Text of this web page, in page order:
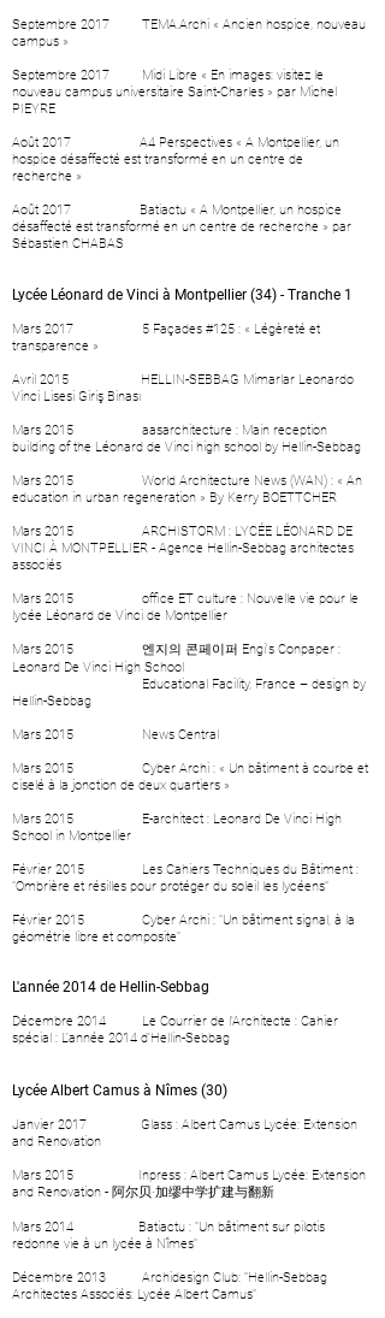
Septembre 2017 TEMA.Archi « Ancien hospice, nouveau
campus »
Septembre 2017 Midi Libre « En images: visitez le
nouveau campus universitaire Saint-Charles » par Michel
PIEYRE
Août 2017 A4 Perspectives « A Montpellier, un
hospice désaffecté est transformé en un centre de
recherche »
Août 2017 Batiactu « A Montpellier, un hospice
désaffecté est transformé en un centre de recherche » par
Sébastien CHABAS
Lycée Léonard de Vinci à Montpellier (34) - Tranche 1
Mars 2017 5 Façades #125 : « Légèreté et
transparence »
Avril 2015 HELLIN-SEBBAG Mimarlar Leonardo
Vinci Lisesi Giriş Binası
Mars 2015 aasarchitecture : Main reception
building of the Léonard de Vinci high school by Hellin-Sebbag
Mars 2015 World Architecture News (WAN) : « An
education in urban regeneration » By Kerry BOETTCHER
Mars 2015 ARCHISTORM : LYCÉE LÉONARD DE
VINCI À MONTPELLIER - Agence Hellin-Sebbag architectes
associés
Mars 2015 office ET culture : Nouvelle vie pour le
lycée Léonard de Vinci de Montpellier
Mars 2015 엔지의 콘페이퍼 Engi's Conpaper :
Leonard De Vinci High School
Educational Facility, France – design by
Hellin-Sebbag
Mars 2015 News Central
Mars 2015 Cyber Archi : « Un bâtiment à courbe et
ciselé à la jonction de deux quartiers »
Mars 2015 E-architect : Leonard De Vinci High
School in Montpellier
Février 2015 Les Cahiers Techniques du Bâtiment :
"Ombrière et résilles pour protéger du soleil les lycéens"
Février 2015 Cyber Archi : "Un bâtiment signal, à la
géométrie libre et composite"
L'année 2014 de Hellin-Sebbag
Décembre 2014 Le Courrier de l'Architecte : Cahier
spécial : L'année 2014 d'Hellin-Sebbag
Lycée Albert Camus à Nîmes (30)
Janvier 2017 Glass : Albert Camus Lycée: Extension
and Renovation
Mars 2015 Inpress : Albert Camus Lycée: Extension
and Renovation - 阿尔贝·加缪中学扩建与翻新
Mars 2014
Batiactu : "Un bâtiment sur pilotis
redonne vie à un lycée à Nîmes"
Décembre 2013 Archidesign Club: "Hellin-Sebbag
Architectes Associés: Lycée Albert Camus"